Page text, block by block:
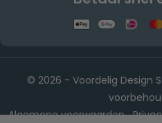
© 2026 - Voordelig Design
- Algemene voorwaarden-